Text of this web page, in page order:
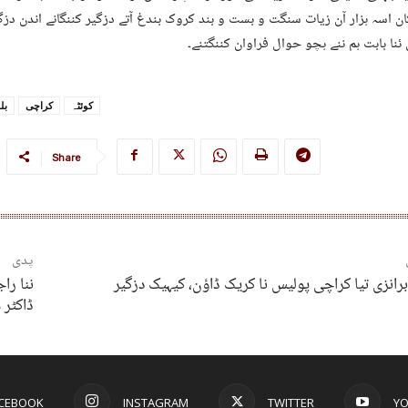
اسہ ہزار آن زیات سنگت و بست و بند کروک بندغ آتے دزگیر کننگانے اندن
بابت ہم ننے ہچو حوال فراوان کننگتنے۔
کراچی کوئٹہ
Share
پدی
ننا تیا کراچی پولیس نا کریک ڈاؤن، کیہیک دزگیر
INSTAGRAM TWITTER